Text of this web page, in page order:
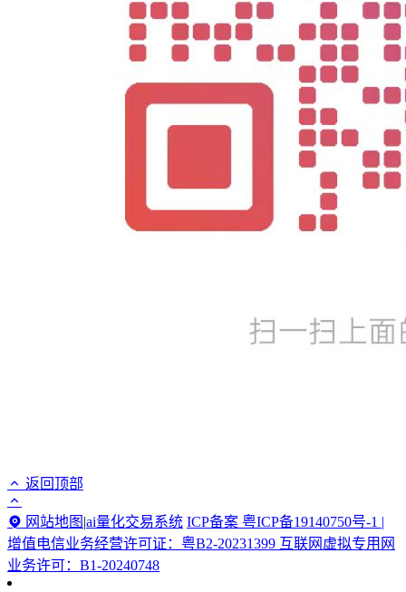
返回顶部
网站地图 |ai量化交易系统 ICP备案 粤ICP备19140750号-1 |
增值电信业务经营许可证：粤B2-20231399 互联网虚拟专用网
业务许可：B1-20240748